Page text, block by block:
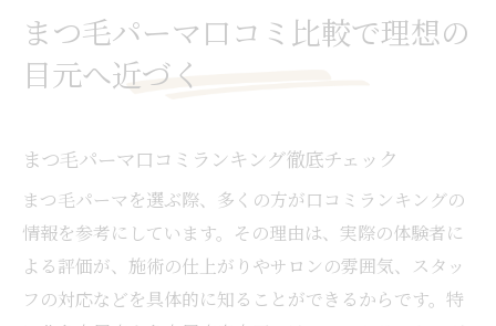
まつ毛パーマ口コミ比較で理想の
目元へ近づく
まつ毛パーマ口コミランキング徹底チェック
まつ毛パーマを選ぶ際、多くの方が口コミランキングの
情報を参考にしています。その理由は、実際の体験者に
よる評価が、施術の仕上がりやサロンの雰囲気、スタッ
フの対応などを具体的に知ることができるからです。特